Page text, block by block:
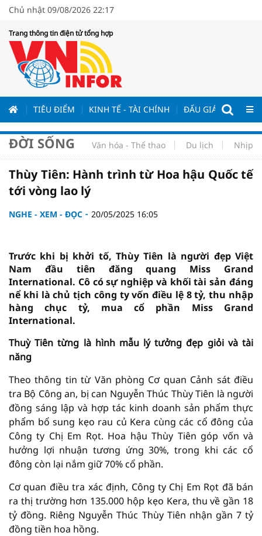
Chủ nhật 09/08/2026 22:17
Trang thông tin điện tử tổng hợp
TIÊU ĐIỂM KINH TẾ - TÀI CHÍNH ĐẤU GIÁ - ĐẤU
ĐỜI SỐNG Văn hóa - Thể thao Du lịch Nhịp
Thùy Tiên: Hành trình từ Hoa hậu Quốc tế
tới vòng lao lý
NGHE - XEM - ĐỌC 20/05/2025 16:05
Trước khi bị khởi tố, Thùy Tiên là người đẹp Việt
Nam đầu tiên đăng quang Miss Grand
International. Cô có sự nghiệp và khối tài sản đáng
nể khi là chủ tịch công ty vốn điều lệ 8 tỷ, thu nhập
hàng chục tỷ, mua cổ phần Miss Grand
International.
Thuỳ Tiên từng là hình mẫu lý tưởng đẹp giỏi và tài
năng
Theo thông tin từ Văn phòng Cơ quan Cảnh sát điều
tra Bộ Công an, bị can Nguyễn Thúc Thùy Tiên là người
đồng sáng lập và hợp tác kinh doanh sản phẩm thực
phẩm bổ sung kẹo rau củ Kera cùng các cổ đông của
Công ty Chị Em Rọt. Hoa hậu Thùy Tiên góp vốn và
hưởng lợi nhuận tương ứng 30%, trong khi các cổ
đông còn lại nắm giữ 70% cổ phần.
Cơ quan điều tra xác định, Công ty Chị Em Rọt đã bán
ra thị trường hơn 135.000 hộp kẹo Kera, thu về gần 18
tỷ đồng. Riêng Nguyễn Thúc Thùy Tiên nhận gần 7 tỷ
đồng tiền hoa hồng.